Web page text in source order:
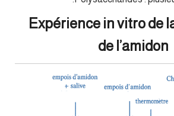
Expérience in vitro de
de l’amidon